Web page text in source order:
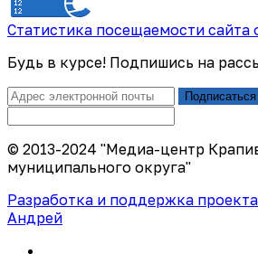
Статистика посещаемости
Будь в курсе! Подпишись на
Подписаться
© 2013-2024 "Медиа-центр
муниципального округа"
Разработка и поддержка
Андрей